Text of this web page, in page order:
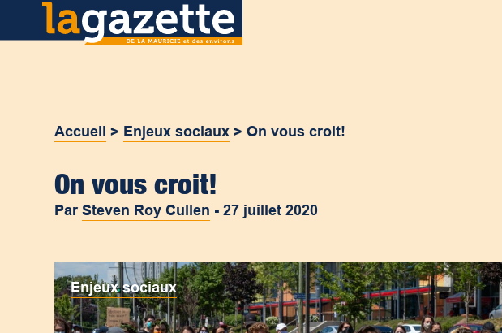
Accueil > Enjeux sociaux >On vous croit!
On vous croit!
ParSteven Roy Cullen -27 juillet 2020
Enjeux sociaux